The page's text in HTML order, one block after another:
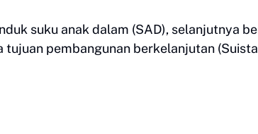
suku anak dalam (SAD), selanjutnya
tujuan pembangunan berkelanjutan